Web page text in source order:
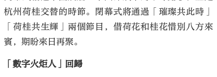
杭州荷桂交替的時節。閉幕式將通過「璀璨共此時」
「荷桂共生輝」兩個節目，借荷花和桂花惜別八方來
賓，期盼來日再聚。
「數字火炬人」回歸